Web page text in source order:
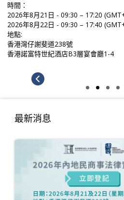
時間：
2026年8月21日 - 09:30 – 17:20
2026年8月22日 - 09:30 – 17:40
地點:
香港灣仔謝斐道238號
香港諾富特世紀酒店B3層宴會廳1-4
最新消息